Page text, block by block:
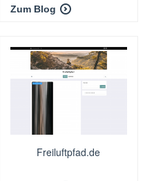
Zum Blog
Freiluftpfad.de